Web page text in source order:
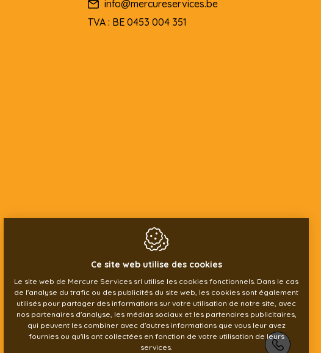
+32
info@mercureservices.be
TVA : BE 0453 004 351
Ce site web utilise des cookies
Le site web de Mercure Services srl utilise les cookies fonctionnels. Dans le cas
de l'analyse du trafic ou des publicités du site web, les cookies sont également
utilisés pour partager des informations sur votre utilisation de notre site, avec
nos partenaires d'analyse, les médias sociaux et les partenaires publicitaires,
qui peuvent les combiner avec d'autres informations que vous leur avez
fournies ou qu'ils ont collectées en fonction de votre utilisation de leurs
services.